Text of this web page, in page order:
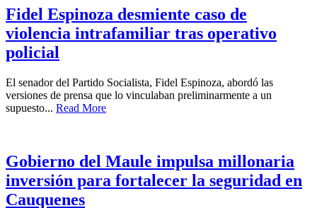
Fidel Espinoza desmiente caso de
violencia intrafamiliar tras operativo
policial
El senador del Partido Socialista, Fidel Espinoza, abordó las
versiones de prensa que lo vinculaban preliminarmente a un
supuesto... Read More
Gobierno del Maule impulsa millonaria
inversión para fortalecer la seguridad en
Cauquenes